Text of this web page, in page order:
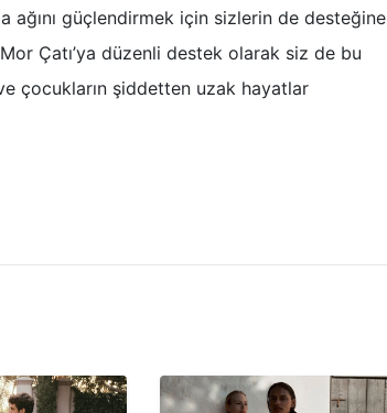
ağını güçlendirmek için sizlerin de desteğine
Çatı’ya düzenli destek olarak siz de bu
çocukların şiddetten uzak hayatlar